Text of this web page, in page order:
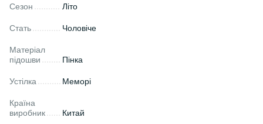
Сезон Літо
Стать Чоловіче
Матеріал
підошви
Пінка
Устілка Меморі
Країна
виробник
Китай